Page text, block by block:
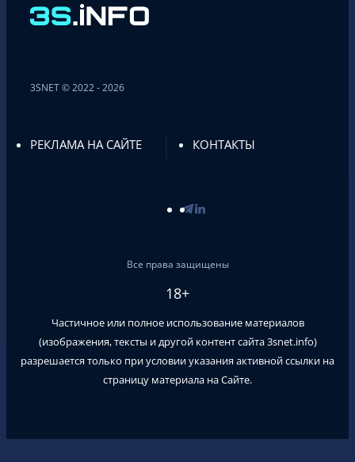
3SNET © 2022 - 2026
РЕКЛАМА НА САЙТЕ КОНТАКТЫ
Все права защищены
18+
Частичное или полное использование материалов
(изображения, тексты и другой контент сайта3snet.info)
разрешается только при условии указания активной ссылки на
страницу материала на Сайте.